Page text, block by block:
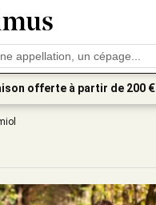
offerte à partir de 200 €